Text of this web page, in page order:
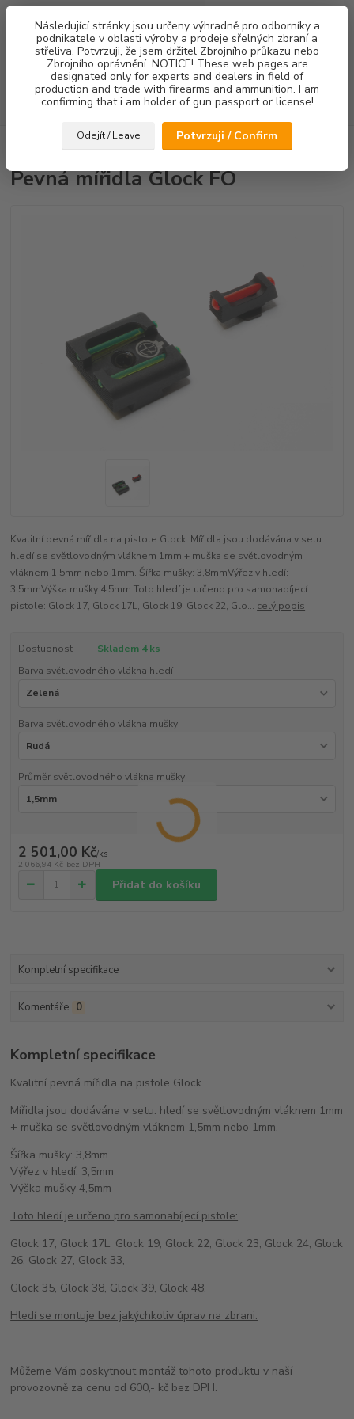
Následující stránky jsou určeny výhradně pro odborníky a
podnikatele v oblasti výroby a prodeje sřelných zbraní a
střeliva. Potvrzuji, že jsem držitel Zbrojního průkazu nebo
Zbrojního oprávnění. NOTICE! These web pages are
designated only for experts and dealers in field of
production and trade with firearms and ammunition. I am
confirming that i am holder of gun passport or license!
Odejít / Leave Potvrzuji / Confirm
Menu
Hledat
za0,00 Kč
Pevná mířidla Glock FO
Pevná mířidla Glock FO
Kvalitní pevná mířidla na pistole Glock. Mířidla jsou dodávána v setu:
hledí se světlovodným vláknem 1mm + muška se světlovodným
vláknem 1,5mm nebo 1mm. Šířka mušky: 3,8mmVýřez v hledí:
3,5mmVýška mušky 4,5mm Toto hledí je určeno pro samonabíjecí
pistole: Glock 17, Glock 17L, Glock 19, Glock 22, Glo... celý popis
Dostupnost
Skladem 4 ks
Barva světlovodného vlákna hledí
Barva světlovodného vlákna mušky
Průměr světlovodného vlákna mušky
2 501,00 Kč/ks
2 066,94 Kč bez DPH
Přidat do košíku
Kompletní specifikace
Komentáře 0
Kompletní specifikace
Kvalitní pevná mířidla na pistole Glock.
Mířidla jsou dodávána v setu: hledí se světlovodným vláknem 1mm
+ muška se světlovodným vláknem 1,5mm nebo 1mm.
Šířka mušky: 3,8mm
Výřez v hledí: 3,5mm
Výška mušky 4,5mm
Toto hledí je určeno pro samonabíjecí pistole:
Glock 17, Glock 17L, Glock 19, Glock 22, Glock 23, Glock 24, Glock
26, Glock 27, Glock 33,
Glock 35, Glock 38, Glock 39, Glock 48.
Hledí se montuje bez jakýchkoliv úprav na zbrani.
Můžeme Vám poskytnout montáž tohoto produktu v naší
provozovně za cenu od 600,- kč bez DPH.